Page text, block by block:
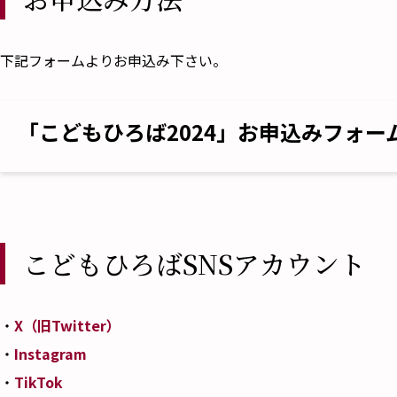
下記フォームよりお申込み下さい。
「こどもひろば2024」お申込みフォー
こどもひろばSNSアカウント
・ X（旧Twitter）
・ Instagram
・ TikTok